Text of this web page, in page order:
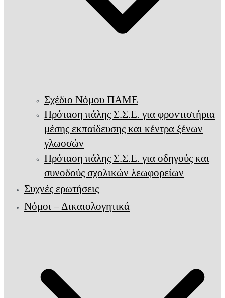
Σχέδιο Νόμου ΠΑΜΕ
Πρόταση πάλης Σ.Σ.Ε. για φροντιστήρια
μέσης εκπαίδευσης και κέντρα ξένων
γλωσσών
Πρόταση πάλης Σ.Σ.Ε. για οδηγούς και
συνοδούς σχολικών λεωφορείων
Συχνές ερωτήσεις
Νόμοι – Δικαιολογητικά